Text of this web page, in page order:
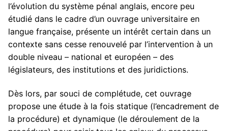
l’évolution du système pénal anglais, encore peu
étudié dans le cadre d’un ouvrage universitaire en
langue française, présente un intérêt certain dans un
contexte sans cesse renouvelé par l’intervention à un
double niveau – national et européen – des
législateurs, des institutions et des juridictions.
Dès lors, par souci de complétude, cet ouvrage
propose une étude à la fois statique (l’encadrement de
la procédure) et dynamique (le déroulement de la